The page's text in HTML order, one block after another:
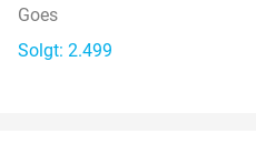
Goes
Solgt: 2.499